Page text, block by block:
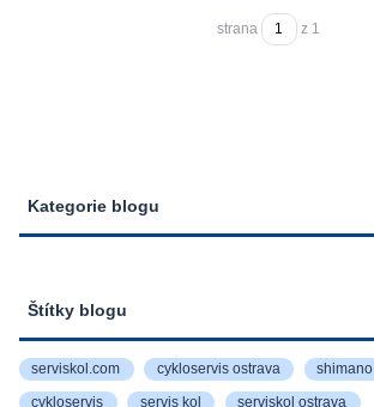
Kategorie blogu
Štítky blogu
serviskol.com cykloservis ostrava shimano
cykloservis servis kol serviskol ostrava
strana z 1